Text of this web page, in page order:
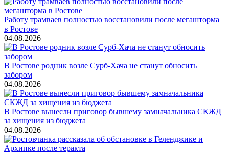
Работу трамваев полностью восстановили после мегашторма
в Ростове
04.08.2026
В Ростове родник возле Сурб-Хача не станут обносить
забором
04.08.2026
В Ростове вынесли приговор бывшему замначальника СКЖД
за хищения из бюджета
04.08.2026